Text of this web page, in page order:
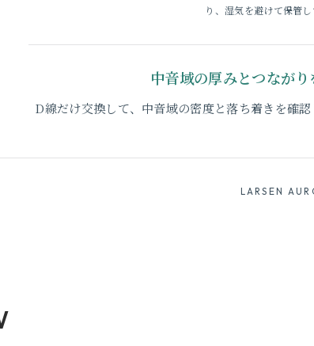
り、湿気を避けて保管し
中音域の厚みとつなが
D線だけ交換して、中音域の密度と落ち着きを確
LARSEN